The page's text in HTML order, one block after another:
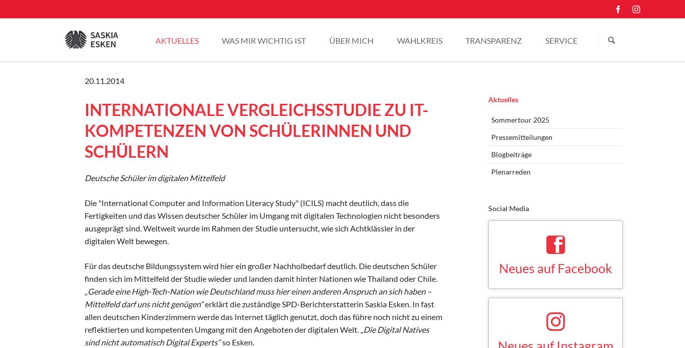
überspringen
AKTUELLES
Blogbeiträge
Plenarreden
WAS MIR WICHTIG IST ÜBER MICH WAHLKREIS TRANSPARENZ SERVICE
20.11.2014
INTERNATIONALE VERGLEICHSSTUDIE ZU IT-
KOMPETENZEN VON SCHÜLERINNEN UND
SCHÜLERN
Deutsche Schüler im digitalen Mittelfeld
Die "International Computer and Information Literacy Study" (ICILS) macht deutlich, dass die
Fertigkeiten und das Wissen deutscher Schüler im Umgang mit digitalen Technologien nicht besonders
ausgeprägt sind. Weltweit wurde im Rahmen der Studie untersucht, wie sich Achtklässler in der
digitalen Welt bewegen.
Für das deutsche Bildungssystem wird hier ein großer Nachholbedarf deutlich. Die deutschen Schüler
finden sich im Mittelfeld der Studie wieder und landen damit hinter Nationen wie Thailand oder Chile.
„Gerade eine High-Tech-Nation wie Deutschland muss hier einen anderen Anspruch an sich haben –
Mittelfeld darf uns nicht genügen“erklärt die zuständige SPD-Berichterstatterin Saskia Esken. In fast
allen deutschen Kinderzimmern werde das Internet täglich genutzt, doch das führe noch nicht zu einem
reflektierten und kompetenten Umgang mit den Angeboten der digitalen Welt. „Die Digital Natives
sind nicht automatisch Digital Experts“so Esken.
Navigation
Aktuelles
Sommertour 2025
Pressemitteilungen
Blogbeiträge
Plenarreden
Social Media
Neues auf Facebook
Saskia Esken bei Facebook
FACEBOOK
Neues auf Instagram
Saskia Esken bei Instagram